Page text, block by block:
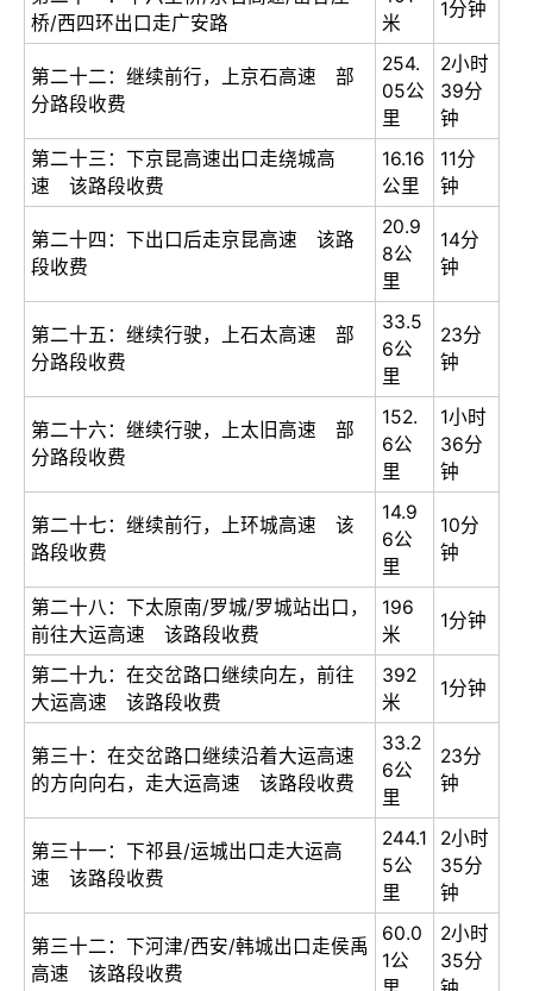
桥/西四环出口走广安路
米
1分钟
第二十二：继续前行，上京石高速 部
分路段收费
254.
05公
里
2小时
39分
钟
第二十三：下京昆高速出口走绕城高
速 该路段收费
16.16
公里
11分
钟
第二十四：下出口后走京昆高速 该路
段收费
20.9
8公
里
14分
钟
第二十五：继续行驶，上石太高速 部
分路段收费
33.5
6公
里
23分
钟
第二十六：继续行驶，上太旧高速 部
分路段收费
152.
6公
里
1小时
36分
钟
第二十七：继续前行，上环城高速 该
路段收费
14.9
6公
里
10分
钟
第二十八：下太原南/罗城/罗城站出口，
前往大运高速 该路段收费
196
米
1分钟
第二十九：在交岔路口继续向左，前往
大运高速 该路段收费
392
米
1分钟
第三十：在交岔路口继续沿着大运高速
的方向向右，走大运高速 该路段收费
33.2
6公
里
23分
钟
第三十一：下祁县/运城出口走大运高
速 该路段收费
244.1
5公
里
2小时
35分
钟
第三十二：下河津/西安/韩城出口走侯禹
高速 该路段收费
60.0
1公
2小时
35分